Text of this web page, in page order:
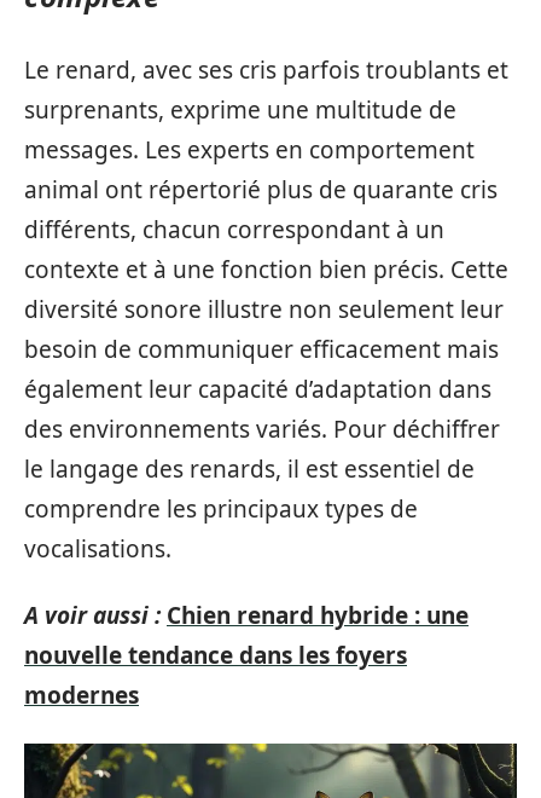
Le renard, avec ses cris parfois troublants et
surprenants, exprime une multitude de
messages. Les experts en comportement
animal ont répertorié plus de quarante cris
différents, chacun correspondant à un
contexte et à une fonction bien précis. Cette
diversité sonore illustre non seulement leur
besoin de communiquer efficacement mais
également leur capacité d’adaptation dans
des environnements variés. Pour déchiffrer
le langage des renards, il est essentiel de
comprendre les principaux types de
vocalisations.
A voir aussi : Chien renard hybride : une
nouvelle tendance dans les foyers
modernes